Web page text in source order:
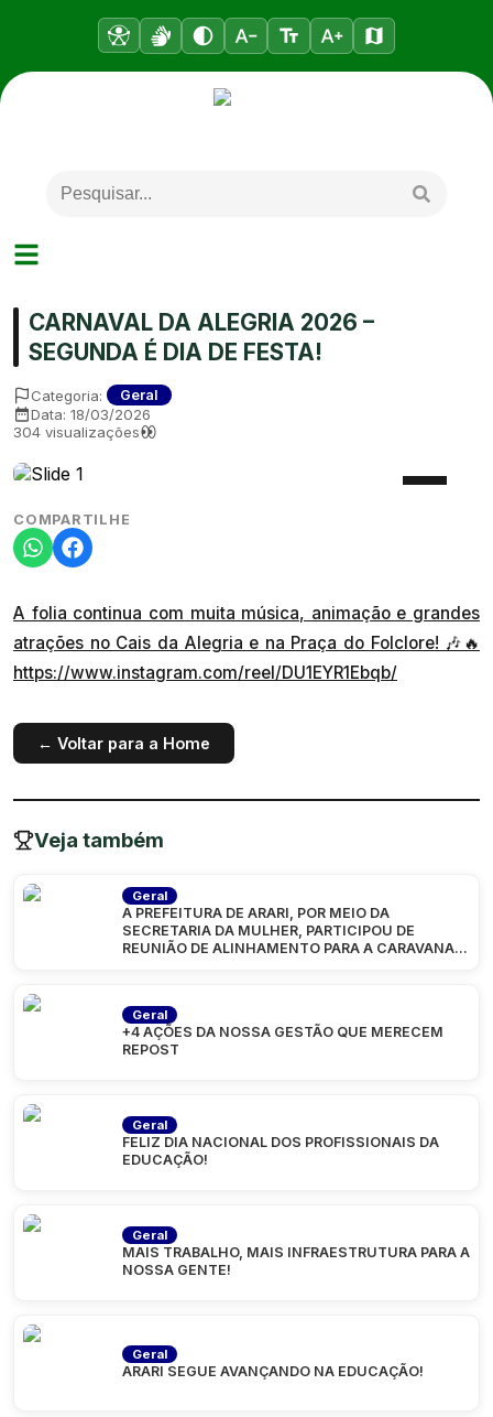
CARNAVAL DA ALEGRIA 2026 –
SEGUNDA É DIA DE FESTA!
Categoria: Geral
Data: 18/03/2026
304 visualizações
COMPARTILHE
A folia continua com muita música, animação e grandes
atrações no Cais da Alegria e na Praça do Folclore! 🎶🔥
https://www.instagram.com/reel/DU1EYR1Ebqb/
← Voltar para a Home
Veja também
Geral
A PREFEITURA DE ARARI, POR MEIO DA
SECRETARIA DA MULHER, PARTICIPOU DE
REUNIÃO DE ALINHAMENTO PARA A CARAVANA
Geral
+4 AÇÕES DA NOSSA GESTÃO QUE MERECEM
REPOST
Geral
FELIZ DIA NACIONAL DOS PROFISSIONAIS DA
EDUCAÇÃO!
Geral
MAIS TRABALHO, MAIS INFRAESTRUTURA PARA A
NOSSA GENTE!
Geral
ARARI SEGUE AVANÇANDO NA EDUCAÇÃO!